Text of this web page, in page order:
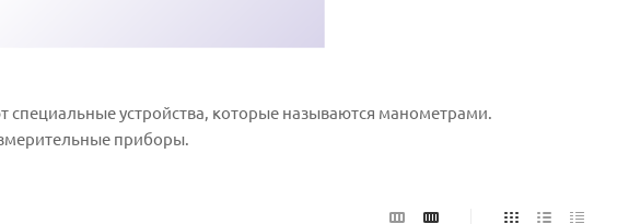
устройства, которые называются манометрами.
приборы.